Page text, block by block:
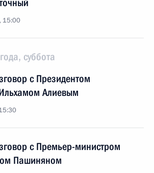
15:00
суббота
с Президентом
Алиевым
с Премьер-министром
Пашиняном